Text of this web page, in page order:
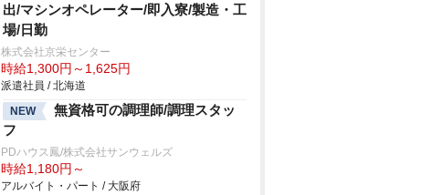
出/マシンオペレーター/即入寮/製造・工
場/日勤
株式会社京栄センター
時給1,300円～1,625円
派遣社員 / 北海道
NEW
無資格可の調理師/調理スタッ
フ
PDハウス鳳/株式会社サンウェルズ
時給1,180円～
アルバイト・パート / 大阪府